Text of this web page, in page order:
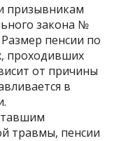
призывникам
закона №
пенсии по
проходивших
от причины
в
травмы, пенсии